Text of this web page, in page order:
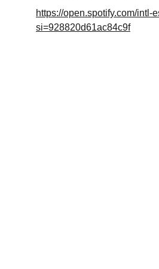
https://open.spotify.com/intl-
si=928820d61ac84c9f